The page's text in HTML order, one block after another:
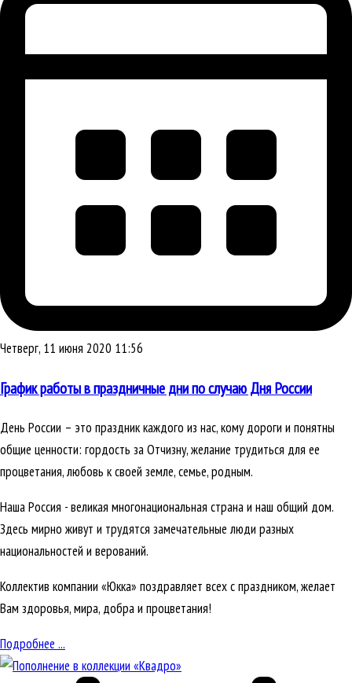
Четверг, 11 июня 2020 11:56
График работы в праздничные дни по случаю Дня России
День России – это праздник каждого из нас, кому дороги и понятны
общие ценности: гордость за Отчизну, желание трудиться для ее
процветания, любовь к своей земле, семье, родным.
Наша Россия - великая многонациональная страна и наш общий дом.
Здесь мирно живут и трудятся замечательные люди разных
национальностей и верований.
Коллектив компании «Юкка» поздравляет всех с праздником, желает
Вам здоровья, мира, добра и процветания!
Подробнее ...